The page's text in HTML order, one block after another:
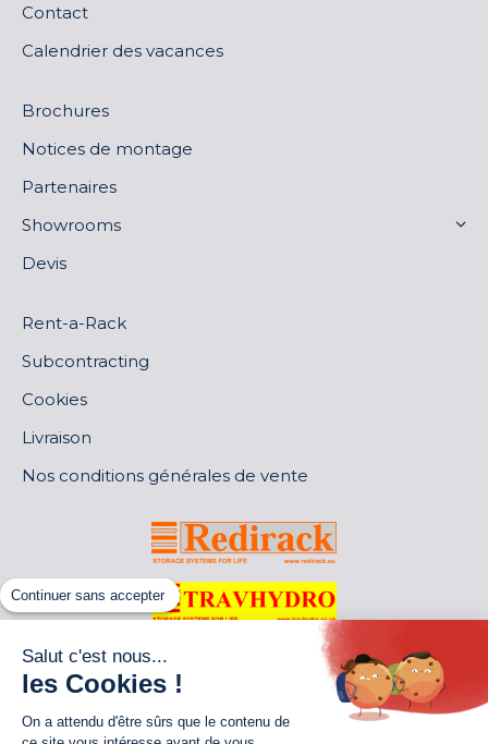
Contact
Calendrier des vacances
Brochures
Notices de montage
Partenaires
Showrooms
Devis
Rent-a-Rack
Subcontracting
Cookies
Livraison
Nos conditions générales de vente
Continuer sans accepter
Salut c'est nous...
les Cookies !
On a attendu d'être sûrs que le contenu de